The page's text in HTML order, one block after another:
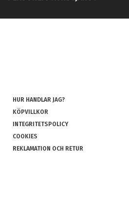
HUR HANDLAR JAG?
KÖPVILLKOR
INTEGRITETSPOLICY
COOKIES
REKLAMATION OCH RETUR